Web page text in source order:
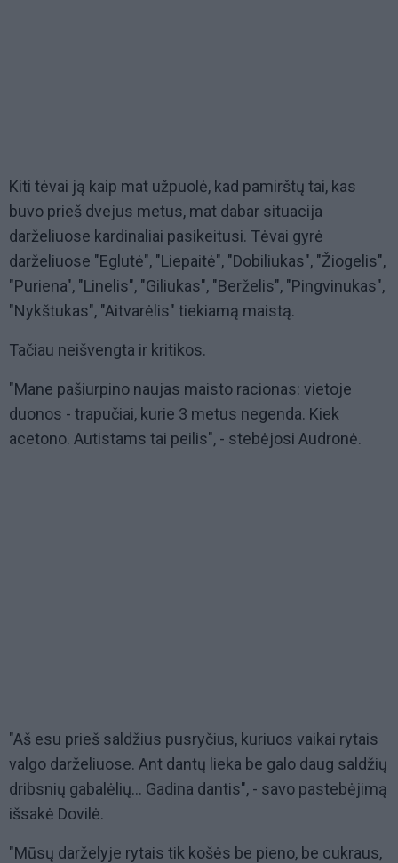
Kiti tėvai ją kaip mat užpuolė, kad pamirštų tai, kas
buvo prieš dvejus metus, mat dabar situacija
darželiuose kardinaliai pasikeitusi. Tėvai gyrė
darželiuose "Eglutė", "Liepaitė", "Dobiliukas", "Žiogelis",
"Puriena", "Linelis", "Giliukas", "Berželis", "Pingvinukas",
"Nykštukas", "Aitvarėlis" tiekiamą maistą.
Tačiau neišvengta ir kritikos.
"Mane pašiurpino naujas maisto racionas: vietoje
duonos - trapučiai, kurie 3 metus negenda. Kiek
acetono. Autistams tai peilis", - stebėjosi Audronė.
"Aš esu prieš saldžius pusryčius, kuriuos vaikai rytais
valgo darželiuose. Ant dantų lieka be galo daug saldžių
dribsnių gabalėlių... Gadina dantis", - savo pastebėjimą
išsakė Dovilė.
"Mūsų darželyje rytais tik košės be pieno, be cukraus,